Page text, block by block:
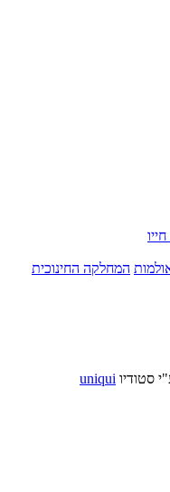
המחלקה החינוכית
סטודיו uniqui